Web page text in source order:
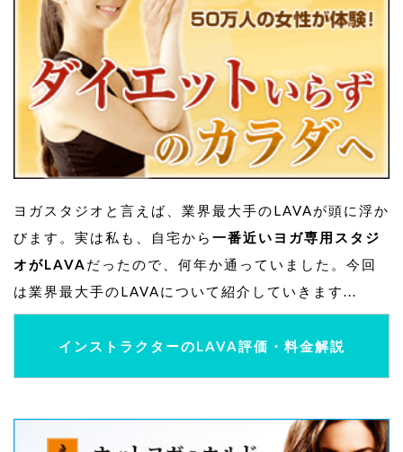
ヨガスタジオと言えば、業界最大手のLAVAが頭に浮か
びます。実は私も、自宅から 一番近いヨガ専用スタジ
オがLAVA だったので、何年か通っていました。今回
は業界最大手のLAVAについて紹介していきます...
インストラクターのLAVA評価・料金解説